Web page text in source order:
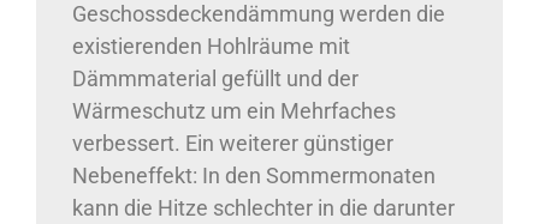
Geschossdeckendämmung werden die
existierenden Hohlräume mit
Dämmmaterial gefüllt und der
Wärmeschutz um ein Mehrfaches
verbessert. Ein weiterer günstiger
Nebeneffekt: In den Sommermonaten
kann die Hitze schlechter in die darunter